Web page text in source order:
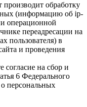
обработку
(информацию об ip-
операционной
переадресации на
пользователя) в
и проведения
согласие на сбор и
6 Федерального
персональных